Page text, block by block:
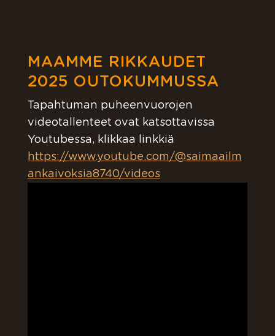
MAAMME RIKKAUDET
2025 OUTOKUMMUSSA
Tapahtuman puheenvuorojen
videotallenteet ovat katsottavissa
Youtubessa, klikkaa linkkiä
https://www.youtube.com/@saimaailm
ankaivoksia8740/videos